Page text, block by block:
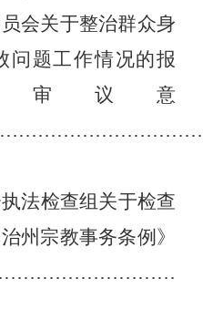
会关于整治群众身
问题工作情况的报
审议意
法检查组关于检查
州宗教事务条例 》